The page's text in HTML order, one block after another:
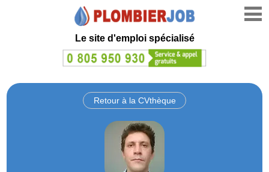
Le site d'emploi spécialisé
Retour à la CVthèque